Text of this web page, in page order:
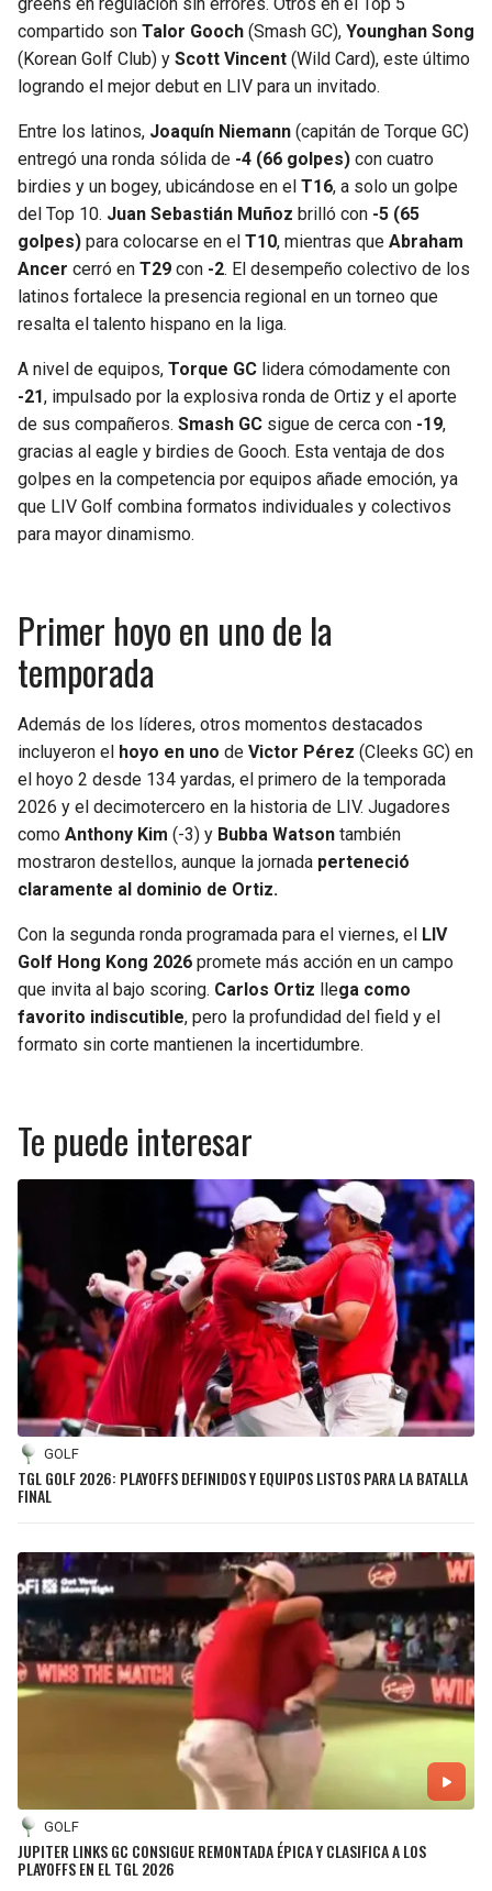
greens en regulación sin errores. Otros en el Top 5
compartido son Talor Gooch (Smash GC), Younghan Song
(Korean Golf Club) y Scott Vincent (Wild Card), este último
logrando el mejor debut en LIV para un invitado.
Entre los latinos, Joaquín Niemann (capitán de Torque GC)
entregó una ronda sólida de -4 (66 golpes) con cuatro
birdies y un bogey, ubicándose en el T16, a solo un golpe
del Top 10. Juan Sebastián Muñoz brilló con -5 (65
golpes) para colocarse en el T10, mientras que Abraham
Ancer cerró en T29 con -2. El desempeño colectivo de los
latinos fortalece la presencia regional en un torneo que
resalta el talento hispano en la liga.
A nivel de equipos, Torque GC lidera cómodamente con
-21, impulsado por la explosiva ronda de Ortiz y el aporte
de sus compañeros. Smash GC sigue de cerca con -19,
gracias al eagle y birdies de Gooch. Esta ventaja de dos
golpes en la competencia por equipos añade emoción, ya
que LIV Golf combina formatos individuales y colectivos
para mayor dinamismo.
Primer hoyo en uno de la
temporada
Además de los líderes, otros momentos destacados
incluyeron el hoyo en uno de Victor Pérez (Cleeks GC) en
el hoyo 2 desde 134 yardas, el primero de la temporada
2026 y el decimotercero en la historia de LIV. Jugadores
como Anthony Kim (-3) y Bubba Watson también
mostraron destellos, aunque la jornada perteneció
claramente al dominio de Ortiz.
Con la segunda ronda programada para el viernes, el LIV
Golf Hong Kong 2026 promete más acción en un campo
que invita al bajo scoring. Carlos Ortiz llega como
favorito indiscutible, pero la profundidad del field y el
formato sin corte mantienen la incertidumbre.
Te puede interesar
GOLF
TGL GOLF 2026: PLAYOFFS DEFINIDOS Y EQUIPOS LISTOS PARA LA BATALLA
FINAL
GOLF
JUPITER LINKS GC CONSIGUE REMONTADA ÉPICA Y CLASIFICA A LOS
PLAYOFFS EN EL TGL 2026